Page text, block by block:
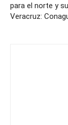
para el norte y
Veracruz: